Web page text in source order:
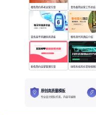
橙色简约养老运营方案 青色极简运营工作总结
蓝色扁平风糖尿病讲座 橙色现代风酒店介绍
粉色简约运营管理方案
原创高质量模板
专业设计团队打造，内容可编辑